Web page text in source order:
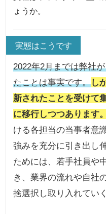
ょうか。
実態はこうです
2022年2月までは弊社
たことは事実です。し
新されたことを受けて
に移行しつつあります。
ける各担当の当事者意
強みを充分に引き出し
ためには、若手社員や
き、業界の流れや自社
捨選択し取り入れてい